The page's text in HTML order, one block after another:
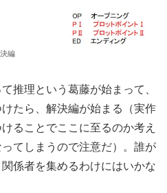
編
推理という葛藤が始まって、
たら、解決編が始まる（実作
ることでここに至るのか考え
てしまうので注意だ）。誰が
係者を集めるわけにはいかな